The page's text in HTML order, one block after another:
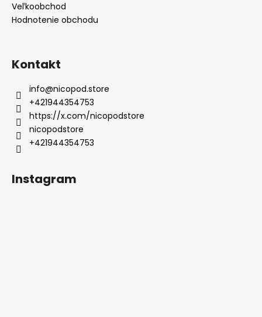
Veľkoobchod
Hodnotenie obchodu
Kontakt
info@nicopod.store
+421944354753
https://x.com/nicopodstore
nicopodstore
+421944354753
Instagram